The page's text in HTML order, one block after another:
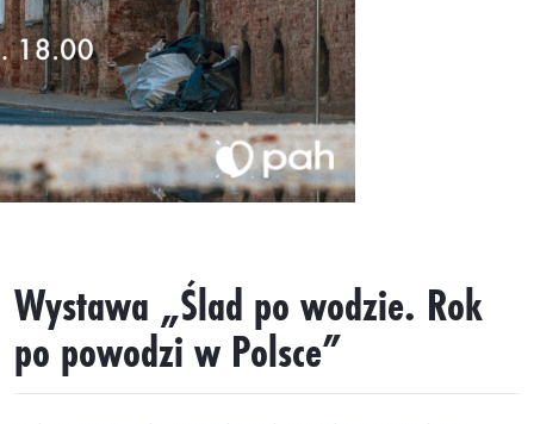
Wystawa „Ślad po wodzie. Rok
po powodzi w Polsce”